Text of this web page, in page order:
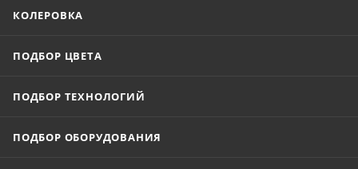
КОЛЕРОВКА
ПОДБОР ЦВЕТА
ПОДБОР ТЕХНОЛОГИЙ
ПОДБОР ОБОРУДОВАНИЯ